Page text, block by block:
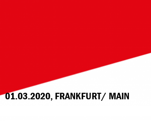
01.03.2020, FRANKFURT/ MAIN